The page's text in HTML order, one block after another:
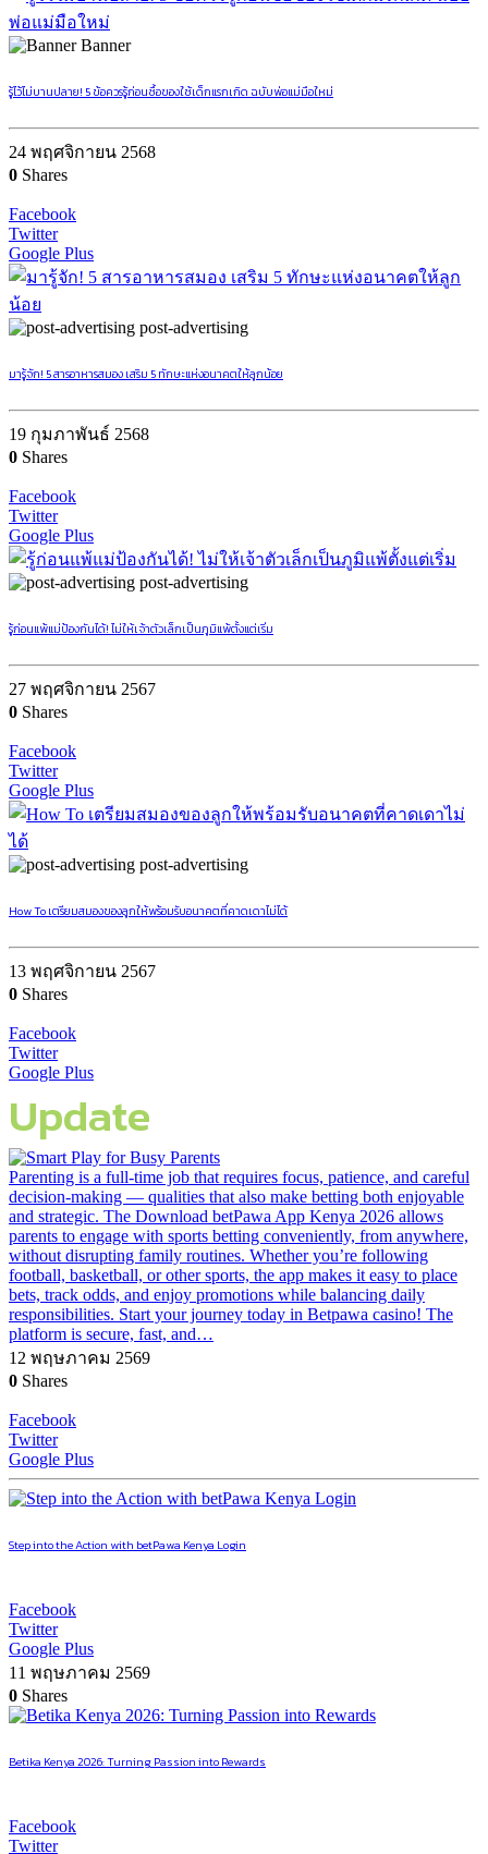
Banner
รู้ไว้ไม่บานปลาย! 5 ข้อควรรู้ก่อนซื้อของใช้เด็กแรกเกิด ฉบับพ่อแม่มือใหม่
24 พฤศจิกายน 2568
0 Shares
Facebook
Twitter
Google Plus
post-advertising
มารู้จัก! 5 สารอาหารสมอง เสริม 5 ทักษะแห่งอนาคตให้ลูกน้อย
19 กุมภาพันธ์ 2568
0 Shares
Facebook
Twitter
Google Plus
post-advertising
รู้ก่อนแพ้แม่ป้องกันได้! ไม่ให้เจ้าตัวเล็กเป็นภูมิแพ้ตั้งแต่เริ่ม
27 พฤศจิกายน 2567
0 Shares
Facebook
Twitter
Google Plus
post-advertising
How To เตรียมสมองของลูกให้พร้อมรับอนาคตที่คาดเดาไม่ได้
13 พฤศจิกายน 2567
0 Shares
Facebook
Twitter
Google Plus
Update
Parenting is a full-time job that requires focus, patience, and careful
decision-making — qualities that also make betting both enjoyable
and strategic. The Download betPawa App Kenya 2026 allows
parents to engage with sports betting conveniently, from anywhere,
without disrupting family routines. Whether you’re following
football, basketball, or other sports, the app makes it easy to place
bets, track odds, and enjoy promotions while balancing daily
responsibilities. Start your journey today in Betpawa casino! The
platform is secure, fast, and…
12 พฤษภาคม 2569
0 Shares
Facebook
Twitter
Google Plus
Step into the Action with betPawa Kenya Login
Facebook
Twitter
Google Plus
11 พฤษภาคม 2569
0 Shares
Betika Kenya 2026: Turning Passion into Rewards
Facebook
Twitter